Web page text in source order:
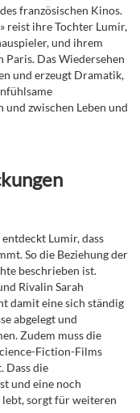
französischen Kinos.
reist ihre Tochter Lumir,
und ihrem
Das Wiedersehen
und erzeugt Dramatik,
und zwischen Leben und
Lumir, dass
So die Beziehung der
beschrieben ist.
Rivalin Sarah
damit eine sich ständig
abgelegt und
Zudem muss die
Fiction-Films
Dass die
und eine noch
sorgt für weiteren